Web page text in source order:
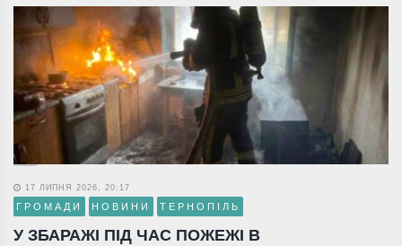
17 ЛИПНЯ 2026, 20:17
ГРОМАДИ НОВИНИ ТЕРНОПІЛЬ
У ЗБАРАЖІ ПІД ЧАС ПОЖЕЖІ В